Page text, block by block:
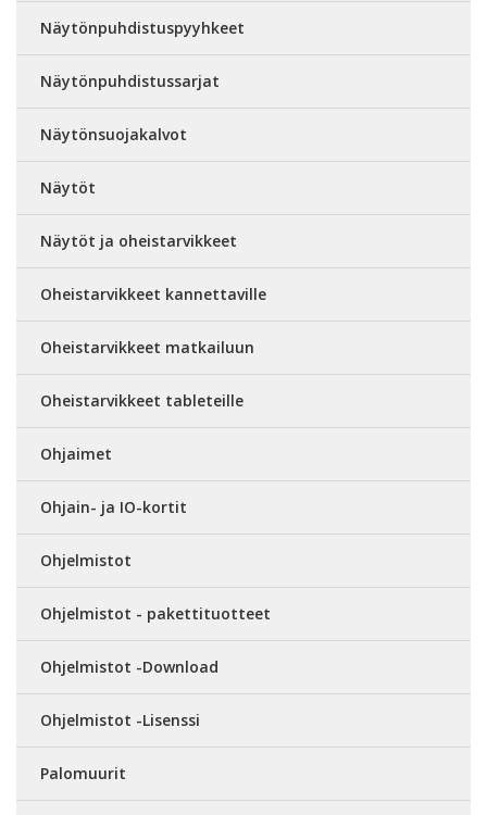
Näytönpuhdistuspyyhkeet
Näytönpuhdistussarjat
Näytönsuojakalvot
Näytöt
Näytöt ja oheistarvikkeet
Oheistarvikkeet kannettaville
Oheistarvikkeet matkailuun
Oheistarvikkeet tableteille
Ohjaimet
Ohjain- ja IO-kortit
Ohjelmistot
Ohjelmistot - pakettituotteet
Ohjelmistot -Download
Ohjelmistot -Lisenssi
Palomuurit